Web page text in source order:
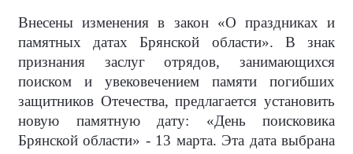
Внесены изменения в закон «О праздниках и
памятных датах Брянской области». В знак
признания заслуг отрядов, занимающихся
поиском и увековечением памяти погибших
защитников Отечества, предлагается установить
новую памятную дату: «День поисковика
Брянской области» - 13 марта. Эта дата выбрана